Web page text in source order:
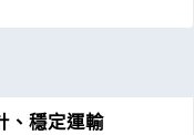
、穩定運輸